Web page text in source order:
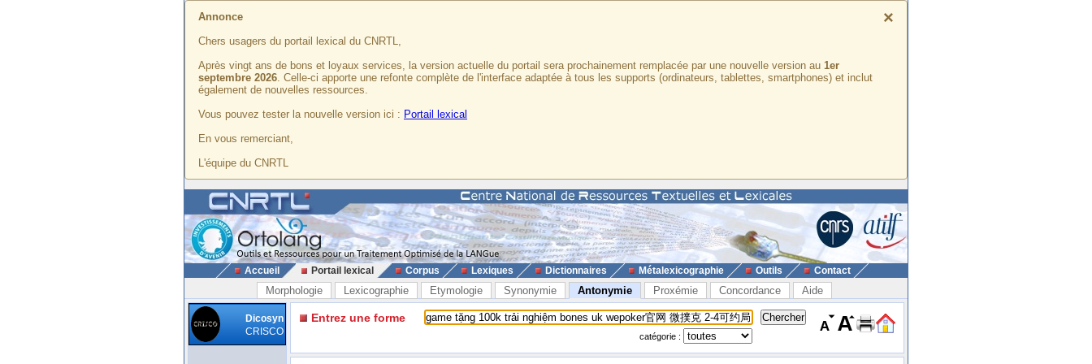
×
Annonce
Chers usagers du portail lexical du CNRTL,
Après vingt ans de bons et loyaux services, la version actuelle du portail sera prochainement remplacée par une nouvelle version au 1er
septembre 2026. Celle-ci apporte une refonte complète de l'interface adaptée à tous les supports (ordinateurs, tablettes, smartphones) et inclut
également de nouvelles ressources.
Vous pouvez tester la nouvelle version ici : Portail lexical
En vous remerciant,
L'équipe du CNRTL
Accueil Portail lexical Corpus Lexiques Dictionnaires Métalexicographie Outils Contact
Morphologie Lexicographie Etymologie Synonymie Antonymie Proxémie Concordance Aide
Dicosyn
CRISCO
Entrez une forme
catégorie :